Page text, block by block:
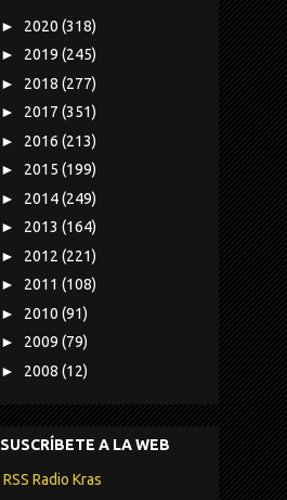
► 2020 (318)
► 2019 (245)
► 2018 (277)
► 2017 (351)
► 2016 (213)
► 2015 (199)
► 2014(249)
► 2013 (164)
► 2012 (221)
► 2011 (108)
► 2010 (91)
► 2009 (79)
► 2008 (12)
SUSCRÍBETE A LA WEB
RSS Radio Kras